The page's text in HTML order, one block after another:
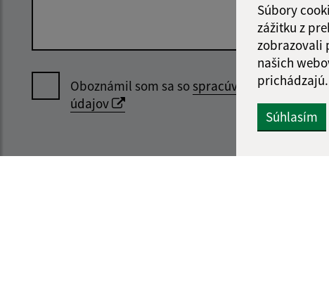
Súbory
zážitku z
zobrazovali
našich
prichádzajú.
Súhlasím
Oboznámil som sa sospracúvaním osobných
údajov